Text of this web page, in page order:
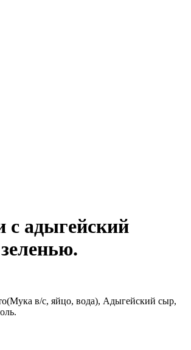
с адыгейский
в/с, яйцо, вода), Адыгейский сыр,